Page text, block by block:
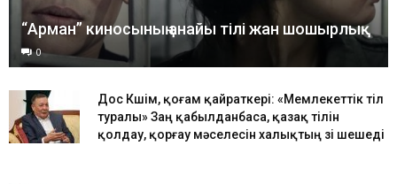
“Арман” киносының анайы тілі жан шошырлық
0
Дос Көшім, қоғам қайраткері: «Мемлекеттік тіл
туралы» Заң қабылданбаса, қазақ тілін
қолдау, қорғау мәселесін халықтың өзі шешеді